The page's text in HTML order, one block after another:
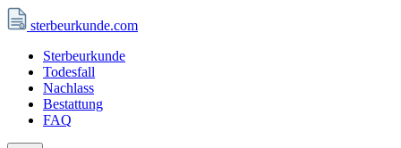
sterbeurkunde.com
Sterbeurkunde
Todesfall
Nachlass
Bestattung
FAQ